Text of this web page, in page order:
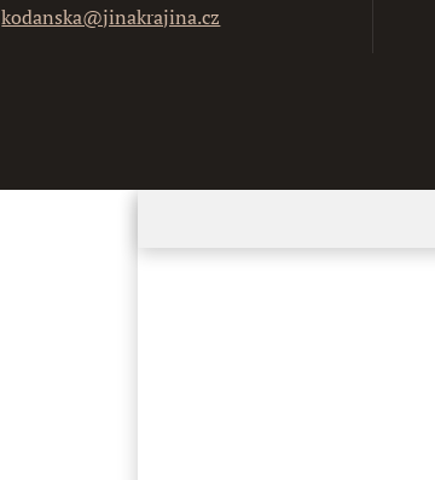
kodanska@jinakrajina.cz